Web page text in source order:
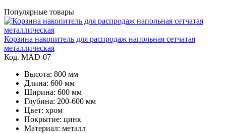
Популярные товары
Корзина накопитель для распродаж напольная сетчатая
металлическая
Код. MAD-07
Высота: 800 мм
Длина: 600 мм
Ширина: 600 мм
Глубина: 200-600 мм
Цвет: хром
Покрытие: цинк
Материал: металл